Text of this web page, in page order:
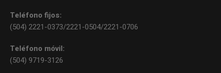
Teléfono fijos:
(504) 2221-0373/2221-0504/2221-0706
Teléfono móvil:
(504) 9719-3126